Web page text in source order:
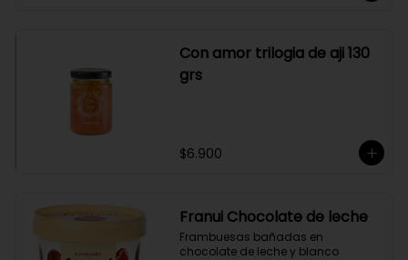
Con amor trilogia de aji 130
grs
$6.900
Franui Chocolate de leche
Frambuesas bañadas en
chocolate de leche y blanco